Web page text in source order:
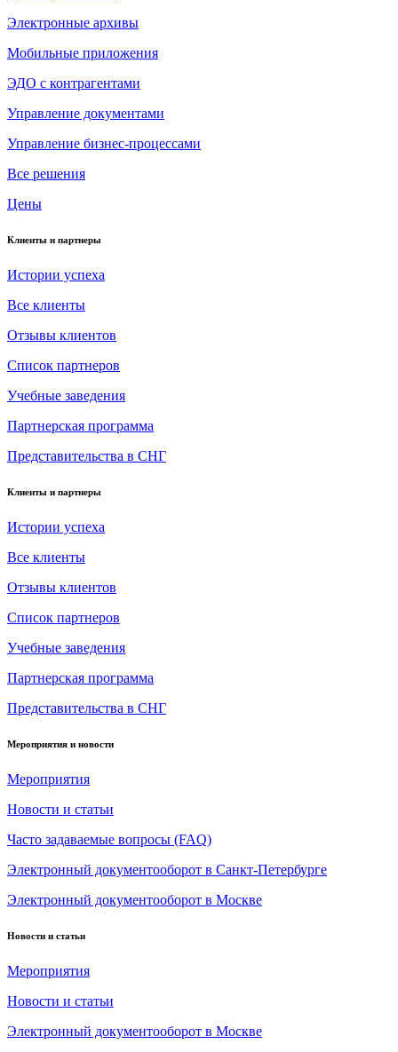
Электронные архивы
Мобильные приложения
ЭДО с контрагентами
Управление документами
Управление бизнес-процессами
Все решения
Цены
Клиенты и партнеры
Истории успеха
Все клиенты
Отзывы клиентов
Список партнеров
Учебные заведения
Партнерская программа
Представительства в СНГ
Клиенты и партнеры
Истории успеха
Все клиенты
Отзывы клиентов
Список партнеров
Учебные заведения
Партнерская программа
Представительства в СНГ
Мероприятия и новости
Мероприятия
Новости и статьи
Часто задаваемые вопросы (FAQ)
Электронный документооборот в Санкт-Петербурге
Электронный документооборот в Москве
Новости и статьи
Мероприятия
Новости и статьи
Электронный документооборот в Москве